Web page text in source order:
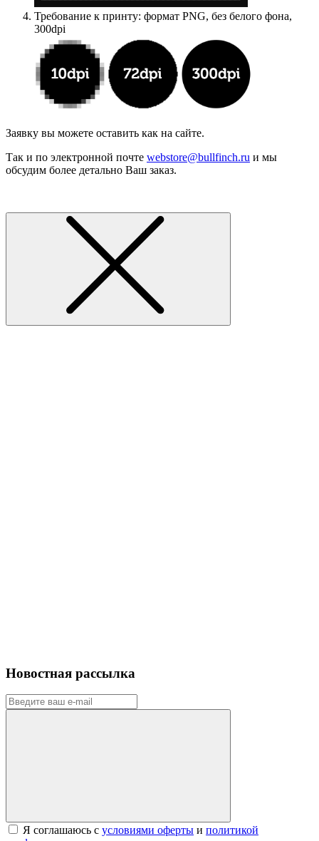
Требование к принту: формат PNG, без белого фона,
300dpi
Заявку вы можете оставить как на сайте.
Так и по электронной почте webstore@bullfinch.ru и мы
обсудим более детально Ваш заказ.
Новостная рассылка
Я соглашаюсь с условиями оферты и политикой